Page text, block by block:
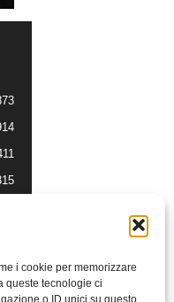
i cookie per memorizzare
queste tecnologie ci
o ID unici su questo